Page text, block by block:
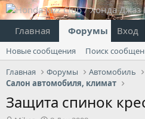
Главная Форумы Что
Вход
Новые сообщения
Поиск
Главная
Форумы Автомобиль
Салон автомобиля, климат
Защита спинок